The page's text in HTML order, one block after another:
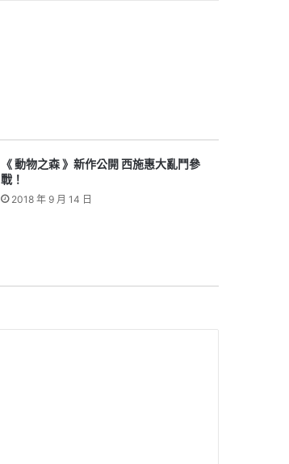
《 動物之森 》新作公開 西施惠大亂鬥參
戰！
2018 年 9 月 14 日